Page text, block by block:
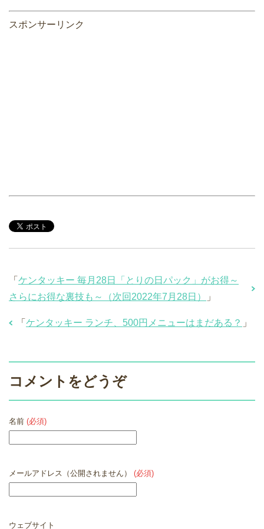
スポンサーリンク
「 ケンタッキー 毎月28日「とりの日パック」がお得～
さらにお得な裏技も～（次回2022年7月28日）
」
「 ケンタッキー ランチ、500円メニューはまだある？ 」
コメントをどうぞ
名前 (必須)
メールアドレス（公開されません） (必須)
ウェブサイト